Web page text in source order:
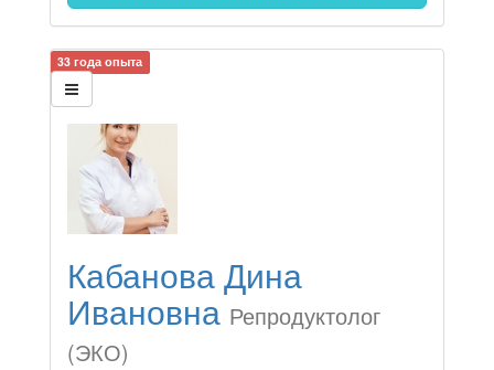
33 года опыта
Кабанова Дина
Ивановна Репродуктолог
(ЭКО)